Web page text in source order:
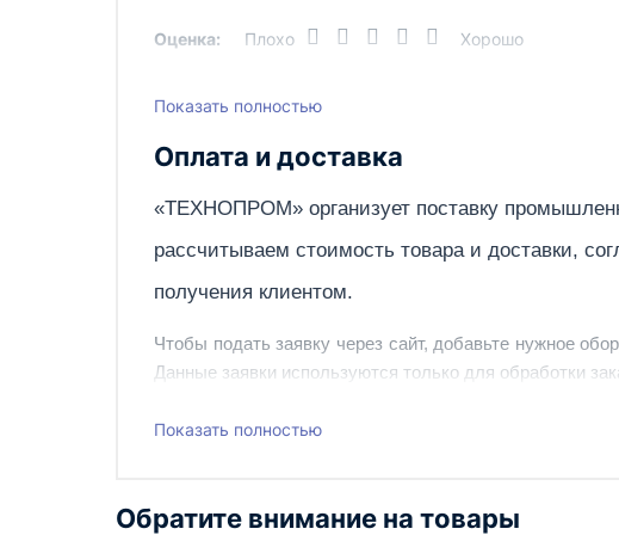
Оценка: Плохо Хорошо
Написать отзыв
Показать полностью
Оплата и доставка
«ТЕХНОПРОМ» организует поставку
рассчитываем стоимость товара и доставки,
получения клиентом.
Чтобы подать заявку через сайт, добавьте нужное
Данные заявки используются только для обработки
Наш сотрудник свяжется с вами, чтобы подтвердить
Показать полностью
Обратите внимание на товары